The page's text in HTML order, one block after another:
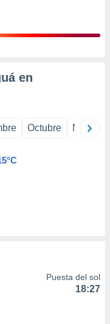
en
Octubre
Puesta del sol
18:27